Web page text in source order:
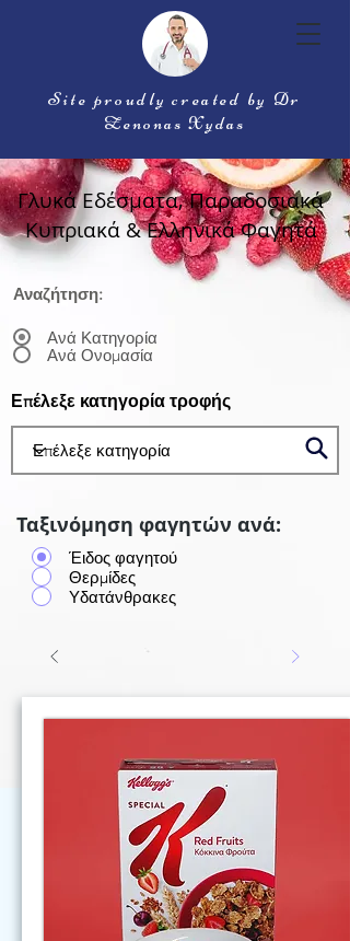
Site proudly created by Dr
Zenonas Xydas
Γλυκά Εδέσματα, Παραδοσιακά
Κυπριακά & Ελληνικά Φαγητά
Αναζήτηση:
Ανά Κατηγορία
Ανά Ονομασία
Επέλεξε κατηγορία τροφής
Ταξινόμηση φαγητών ανά:
Έιδος φαγητού
Θερμίδες
Υδατάνθρακες